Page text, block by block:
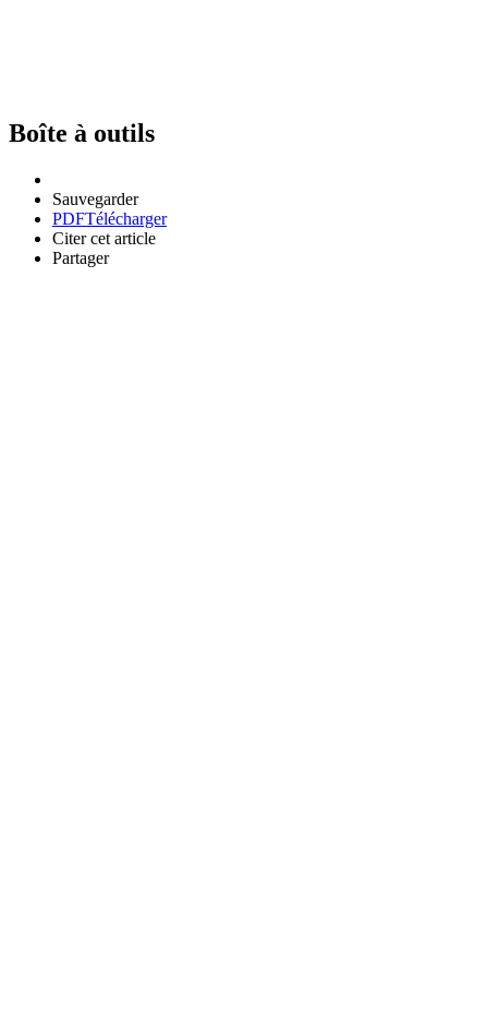
Boîte à outils
Sauvegarder
PDFTélécharger
Citer cet article
Partager